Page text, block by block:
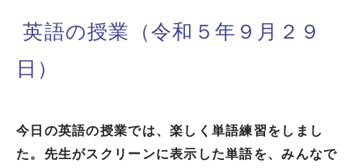
英語の授業（令和５年９月２９
日）
今日の英語の授業では、楽しく単語練習をしまし
た。先生がスクリーンに表示した単語を、みんなで